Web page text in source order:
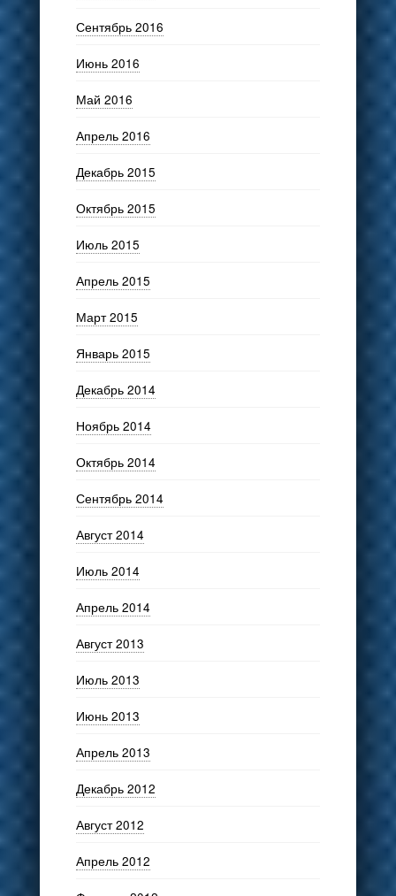
Сентябрь 2016
Июнь 2016
Май 2016
Апрель 2016
Декабрь 2015
Октябрь 2015
Июль 2015
Апрель 2015
Март 2015
Январь 2015
Декабрь 2014
Ноябрь 2014
Октябрь 2014
Сентябрь 2014
Август 2014
Июль 2014
Апрель 2014
Август 2013
Июль 2013
Июнь 2013
Апрель 2013
Декабрь 2012
Август 2012
Апрель 2012